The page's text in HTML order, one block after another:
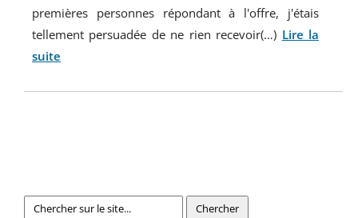
premières personnes répondant à l'offre, j'étais
tellement persuadée de ne rien recevoir(…) Lire la
suite